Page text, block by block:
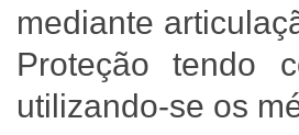
mediante
Proteção tendo
utilizando-se os